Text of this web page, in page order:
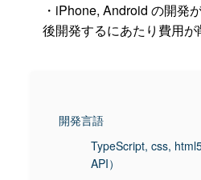
・iPhone, Android の開発
後開発するにあたり費用が
開発言語
TypeScript, css,
API）